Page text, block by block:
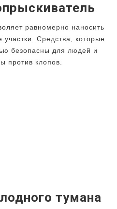
равномерно наносить
Средства, которые
безопасны для людей и
против клопов.
тумана